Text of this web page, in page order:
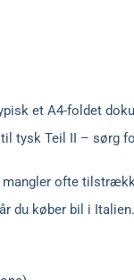
et A4-foldet
til tysk Teil II – sørg
mangler ofte
du køber bil i Italien.